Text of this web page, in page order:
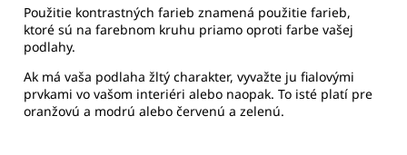
Použitie kontrastných farieb znamená použitie farieb,
ktoré sú na farebnom kruhu priamo oproti farbe vašej
podlahy.
Ak má vaša podlaha žltý charakter, vyvažte ju fialovými
prvkami vo vašom interiéri alebo naopak. To isté platí pre
oranžovú a modrú alebo červenú a zelenú.